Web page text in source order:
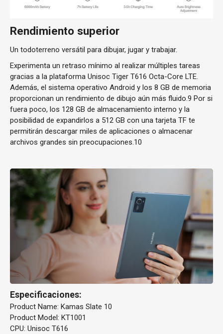
Rendimiento superior
Un todoterreno versátil para dibujar, jugar y trabajar.
Experimenta un retraso mínimo al realizar múltiples tareas
gracias a la plataforma Unisoc Tiger T616 Octa-Core LTE.
Además, el sistema operativo Android y los 8 GB de memoria
proporcionan un rendimiento de dibujo aún más fluido.9 Por si
fuera poco, los 128 GB de almacenamiento interno y la
posibilidad de expandirlos a 512 GB con una tarjeta TF te
permitirán descargar miles de aplicaciones o almacenar
archivos grandes sin preocupaciones.10
Especificaciones:
Product Name: Kamas Slate 10
Product Model: KT1001
CPU: Unisoc T616